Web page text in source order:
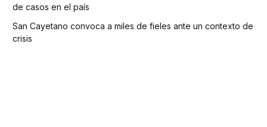
de casos en el país
San Cayetano convoca a miles de fieles ante un contexto de
crisis